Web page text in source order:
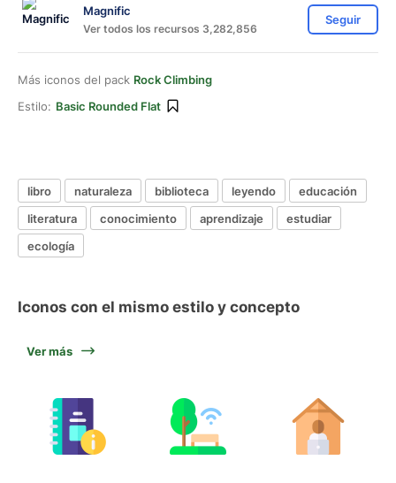
Magnific
Ver todos los recursos 3,282,856
Seguir
Más iconos del pack Rock Climbing
Estilo: Basic Rounded Flat
libro naturaleza biblioteca leyendo
educación
literatura
conocimiento aprendizaje
estudiar
ecología
Iconos con el mismo estilo y concepto
Ver más